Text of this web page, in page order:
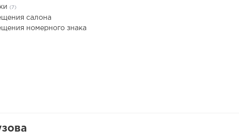
(7)
салона
номерного знака